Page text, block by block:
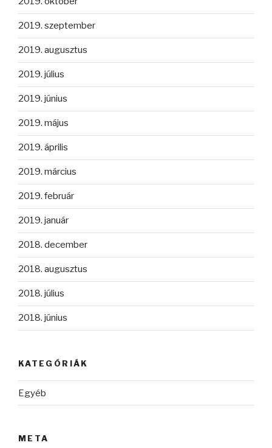
2019. szeptember
2019. augusztus
2019. július
2019. június
2019. május
2019. április
2019. március
2019. február
2019. január
2018. december
2018. augusztus
2018. július
2018. június
KATEGÓRIÁK
Egyéb
META